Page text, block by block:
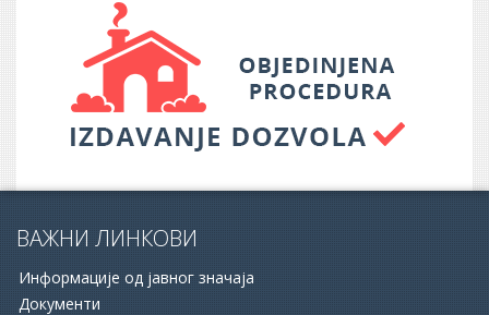
ВАЖНИ ЛИНКОВИ
Информације од јавног значаја
Документи